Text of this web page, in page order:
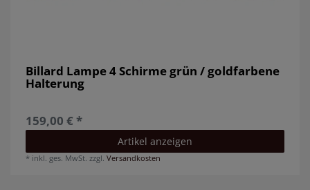
Billard Lampe 4 Schirme grün / goldfarbene
Halterung
159,00 € *
Artikel anzeigen
* inkl. ges. MwSt. zzgl.Versandkosten